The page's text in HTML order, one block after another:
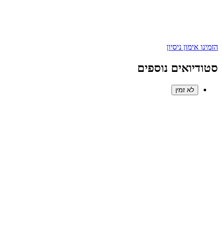
הזמינו אימון ניסיון
סטודיואים נוספים
לא זמין